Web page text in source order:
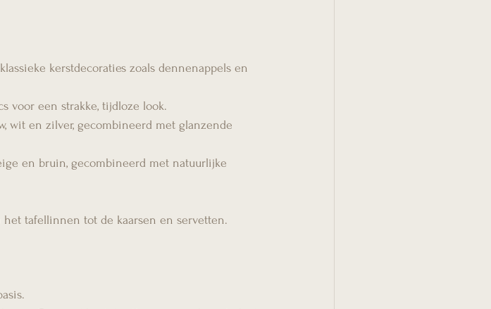
kerstdecoraties zoals dennenappels en
voor een strakke, tijdloze look.
wit en zilver, gecombineerd met glanzende
en bruin, gecombineerd met natuurlijke
tafellinnen tot de kaarsen en servetten.